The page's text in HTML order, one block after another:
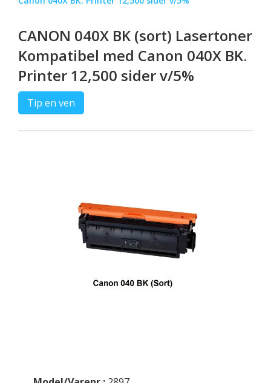
CANON 040X BK (sort) Lasertoner
Kompatibel med Canon 040X BK.
Printer 12,500 sider v/5%
Tip en ven